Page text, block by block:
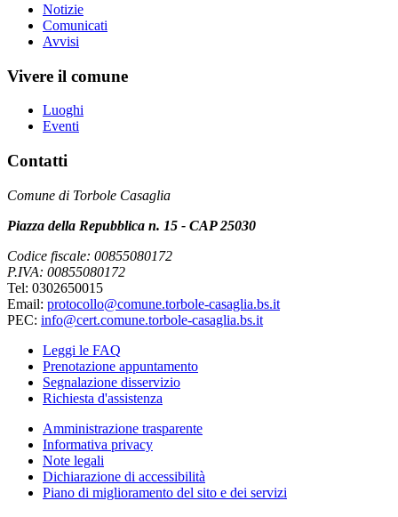
Notizie
Comunicati
Avvisi
Vivere il comune
Luoghi
Eventi
Contatti
Comune di Torbole Casaglia
Piazza della Repubblica n. 15 - CAP 25030
Codice fiscale: 00855080172
P.IVA: 00855080172
Tel: 0302650015
Email: protocollo@comune.torbole-casaglia.bs.it
PEC: info@cert.comune.torbole-casaglia.bs.it
Leggi le FAQ
Prenotazione appuntamento
Segnalazione disservizio
Richiesta d'assistenza
Amministrazione trasparente
Informativa privacy
Note legali
Dichiarazione di accessibilità
Piano di miglioramento del sito e dei servizi